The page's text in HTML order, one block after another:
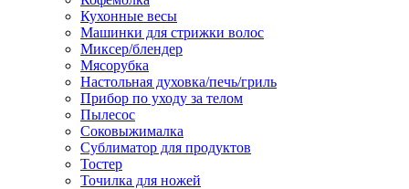
Кухонные весы
Машинки для стрижки волос
Миксер/блендер
Мясорубка
Настольная духовка/печь/гриль
Прибор по уходу за телом
Пылесос
Соковыжималка
Сублиматор для продуктов
Тостер
Точилка для ножей